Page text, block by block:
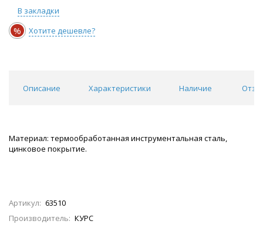
В закладки
% Хотите дешевле?
Описание Характеристики Наличие
Материал: термообработанная инструментальная сталь,
цинковое покрытие.
Артикул: 63510
Производитель: КУРС